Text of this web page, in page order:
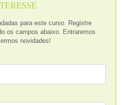
para este curso. Registre
os campos abaixo. Entraremos
novidades!